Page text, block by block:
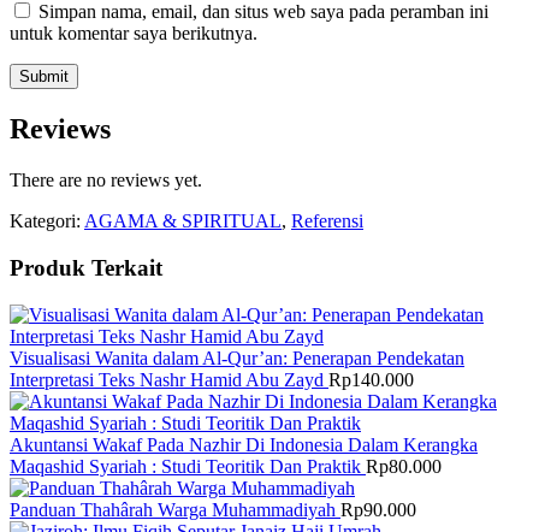
Simpan nama, email, dan situs web saya pada peramban ini
untuk komentar saya berikutnya.
Reviews
There are no reviews yet.
Kategori: AGAMA & SPIRITUAL, Referensi
Produk Terkait
Visualisasi Wanita dalam Al-Qur’an: Penerapan Pendekatan
Interpretasi Teks Nashr Hamid Abu Zayd Rp140.000
Akuntansi Wakaf Pada Nazhir Di Indonesia Dalam Kerangka
Maqashid Syariah : Studi Teoritik Dan Praktik Rp80.000
Panduan Thahârah Warga Muhammadiyah Rp90.000